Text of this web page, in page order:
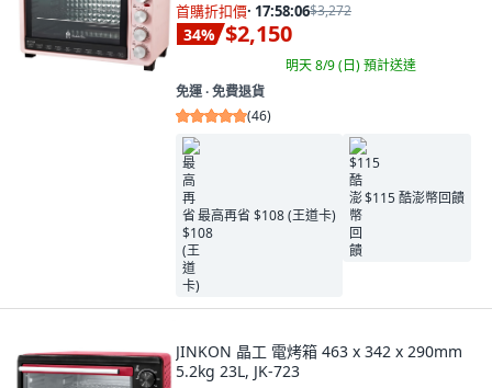
首購折扣價· 17:58:04$3,272
34% $2,150
明天 8/9 (日)預計送達
免運 ∙ 免費退貨
(46)
最高再省 $108 (王道卡)
$115 酷澎幣回饋
JINKON 晶工 電烤箱 463 x 342 x 290mm
5.2kg 23L, JK-723